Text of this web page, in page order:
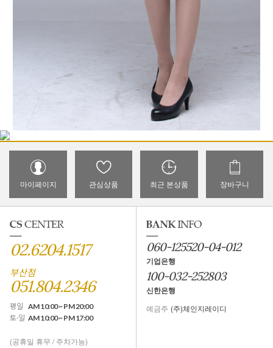
마이페이지 관심상품 최근 본상품 장바구니
02.6204.1517
부산점
051.804.2346
평일 AM 10:00 ~ PM 20:00
토·일 AM 10:00 ~ PM 17:00
(공휴일 휴무 / 주차가능)
060-125520-04-012
기업은행
100-032-252803
신한은행
예금주 (주)체인지레이디